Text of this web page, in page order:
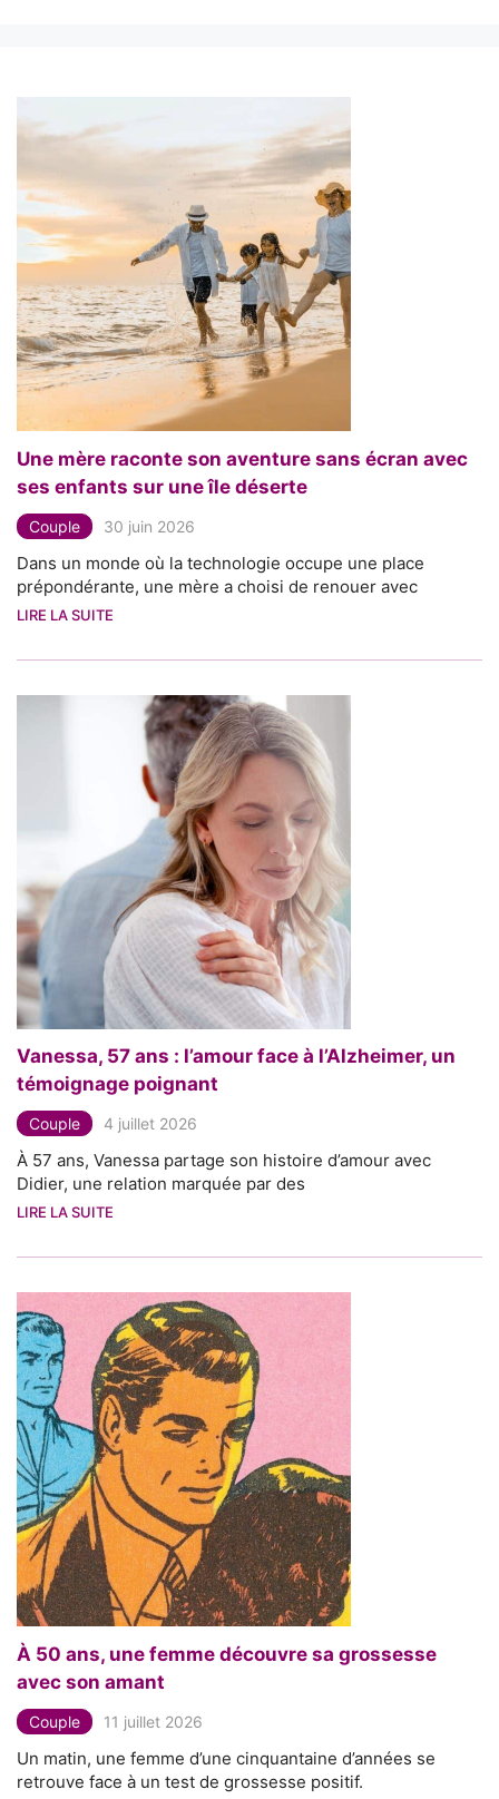
Une mère raconte son aventure sans écran avec
ses enfants sur une île déserte
Couple 30 juin 2026
Dans un monde où la technologie occupe une place
prépondérante, une mère a choisi de renouer avec
LIRE LA SUITE
Vanessa, 57 ans : l’amour face à l’Alzheimer, un
témoignage poignant
Couple 4 juillet 2026
À 57 ans, Vanessa partage son histoire d’amour avec
Didier, une relation marquée par des
LIRE LA SUITE
À 50 ans, une femme découvre sa grossesse
avec son amant
Couple 11 juillet 2026
Un matin, une femme d’une cinquantaine d’années se
retrouve face à un test de grossesse positif.